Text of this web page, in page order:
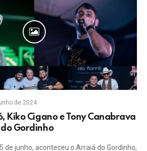
de 2024
Kiko Cigano e Tony Canabrava
Gordinho
de junho, aconteceu o Arraiá do Gordinho,